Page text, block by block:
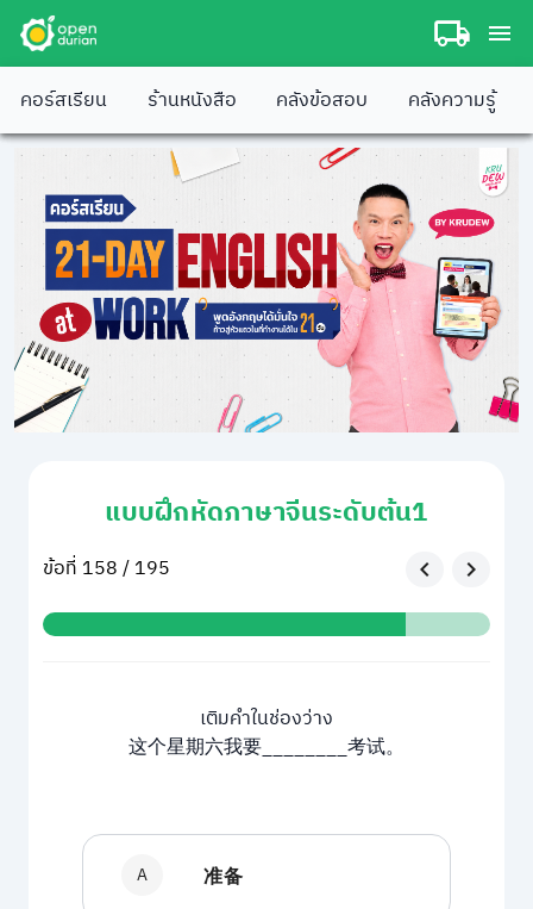
คอร์สเรียน ร้านหนังสือ คลังข้อสอบ คลังความรู้
แบบฝึกหัดภาษาจีนระดับต้น1
ข้อที่ 158 / 195
เติมคำในช่องว่าง
这个星期六我要________考试。
A 准备